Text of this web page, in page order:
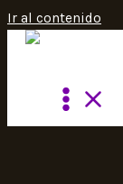
Ir al contenido